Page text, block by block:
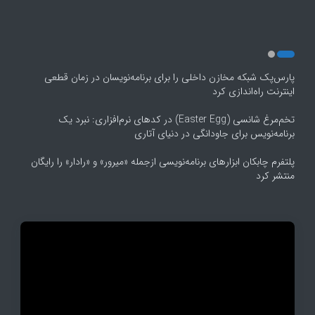
پارس‌پک شبکه مخازن داخلی را برای برنامه‌نویسان در زمان قطعی
اینترنت راه‌اندازی کرد
تخم‌مرغ شانسی (Easter Egg) در کدهای نرم‌افزاری: نبرد یک
برنامه‌نویس برای جاودانگی در دنیای آتاری
پلتفرم چابکان ابزارهای برنامه‌نویسی ازجمله «میرور» و «رادار» را رایگان
منتشر کرد